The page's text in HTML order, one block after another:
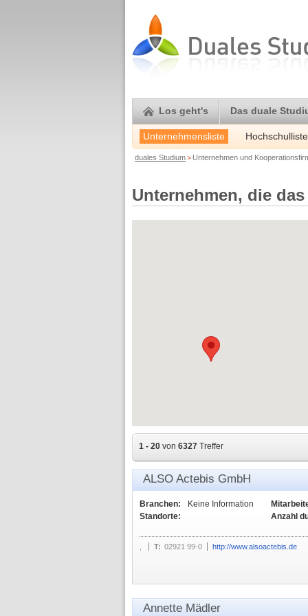
Los geht's Das duale
Unternehmensliste Hochschulliste
duales Studium> Unternehmen und
Unternehmen, die
1 - 20 von 6327 Treffer
ALSO Actebis GmbH
Branchen:
Keine Information
Standorte:
Anzahl
T: 02921 99-0 http://www.alsoactebis.de
Annette Mädler